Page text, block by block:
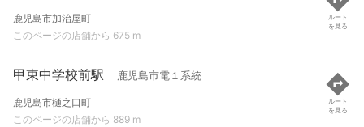
鹿児島市加治屋町
このページの店舗から 675 m
ルート
を見る
甲東中学校前駅 鹿児島市電１系統
鹿児島市樋之口町
このページの店舗から 889 m
ルート
を見る